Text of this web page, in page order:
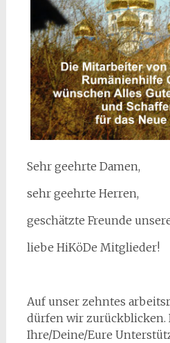
Sehr geehrte Damen,
sehr geehrte Herren,
geschätzte Freunde
liebe HiKöDe Mitglieder!
Auf unser zehntes
dürfen wir zurückblicken.
Ihre/Deine/Eure